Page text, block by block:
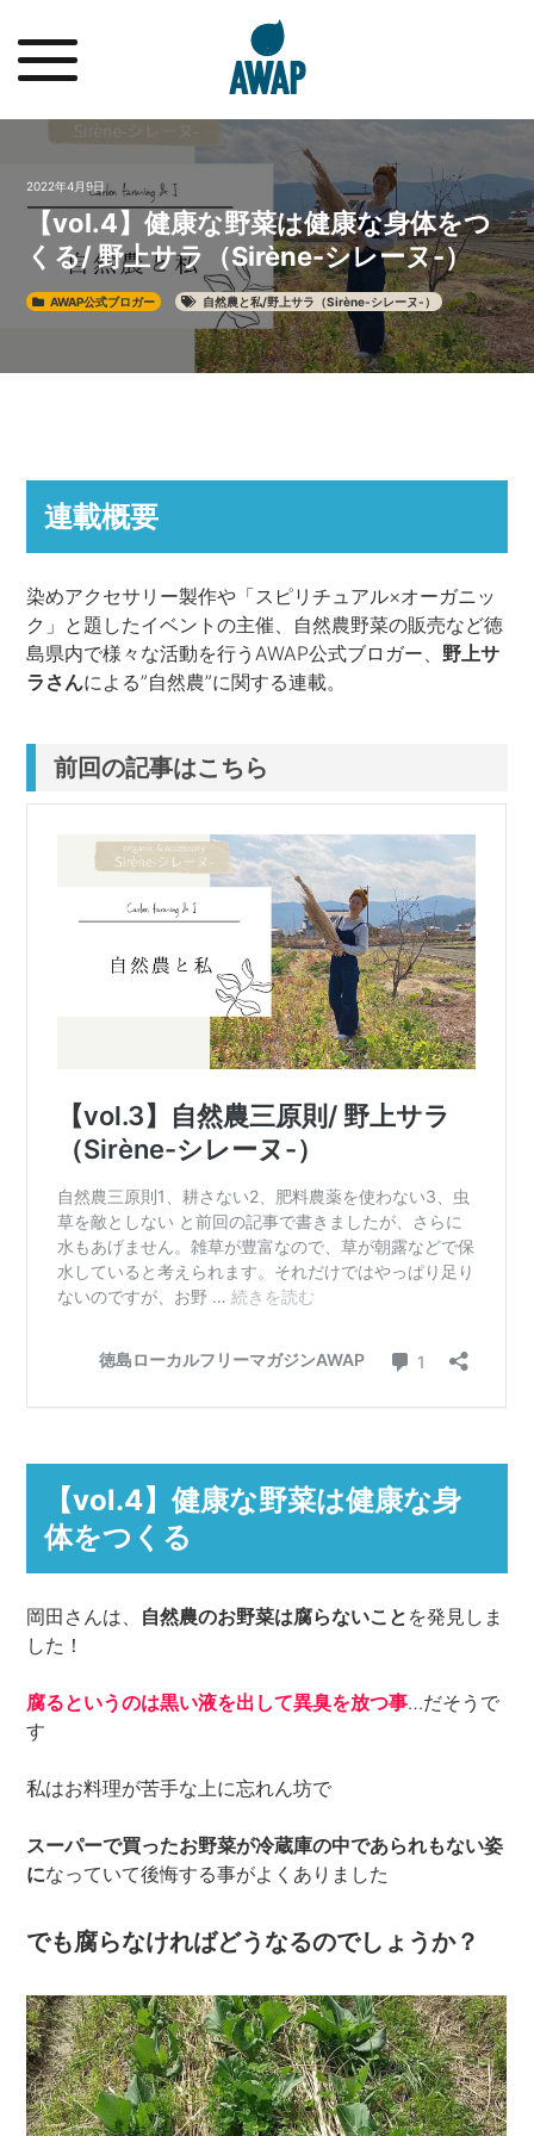
2022年4月9日
【vol.4】健康な野菜は健康な身体をつ
くる/ 野上サラ（Sirène-シレーヌ-）
AWAP公式ブロガー 自然農と私/野上サラ（Sirène-シレーヌ-）
連載概要
染めアクセサリー製作や「スピリチュアル×オーガニッ
ク」と題したイベントの主催、自然農野菜の販売など徳
島県内で様々な活動を行うAWAP公式ブロガー、野上サ
ラさんによる”自然農”に関する連載。
前回の記事はこちら
【vol.4】健康な野菜は健康な身
体をつくる
岡田さんは、 自然農のお野菜は腐らないこと を発見しま
した！
腐るというのは黒い液を出して異臭を放つ事…だそうで
す
私はお料理が苦手な上に忘れん坊で
スーパーで買ったお野菜が冷蔵庫の中であられもない姿
になっていて後悔する事がよくありました
でも腐らなければどうなるのでしょうか？